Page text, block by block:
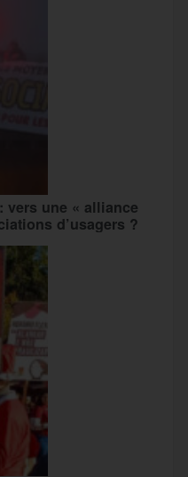
vers une « alliance
d’usagers ?